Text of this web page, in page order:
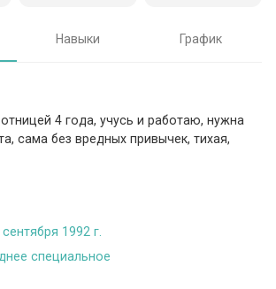
Навыки График
4 года, учусь и работаю, нужна
сама без вредных привычек, тихая,
сентября 1992 г.
специальное